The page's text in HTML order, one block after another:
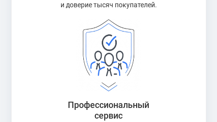
и доверие тысяч покупателей.
Профессиональный
сервис